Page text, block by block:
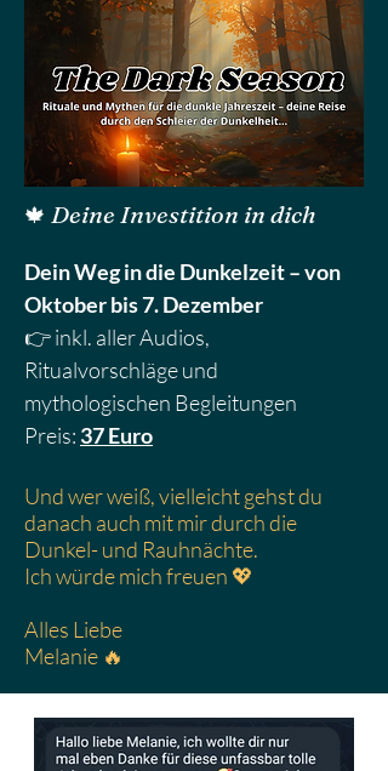
🍁 Deine Investition in dich
Dein Weg in die Dunkelzeit – von
Oktober bis 7. Dezember
👉 inkl. aller Audios,
Ritualvorschläge und
mythologischen Begleitungen
Preis: 37 Euro
Und wer weiß, vielleicht gehst du
danach auch mit mir durch die
Dunkel- und Rauhnächte.
Ich würde mich freuen 💖
Alles Liebe
Melanie 🔥